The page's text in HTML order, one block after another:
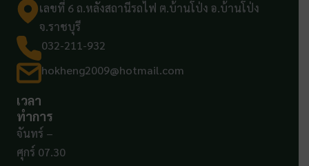
เลขที่ 6 ถ.หลังสถานีรถไฟ ต.บ้านโป่ง อ.บ้านโป่ง
จ.ราชบุรี
032-211-932
hokheng2009@hotmail.com
เวลา
ทำการ
จันทร์ –
ศุกร์ 07.30